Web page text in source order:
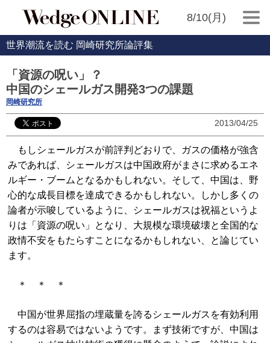
8/10(月)
世界潮流を読む 岡崎研究所論評集
「資源の呪い」？
中国のシェールガス開発3つの課題
岡崎研究所
2013/04/25
もしシェールガスが前評判どおりで、ガスの価格が強含
みであれば、シェールガスは中国政府がまさに求めるエネ
ルギー・ブームとなるかもしれない。そして、中国は、野
心的な成長目標を達成できるかもしれない。しかし多くの
論者が示唆しているように、シェールガスは祝福というよ
りは「資源の呪い」となり、大規模な環境破壊と全国的な
政情不安をもたらすことになるかもしれない、と論じてい
ます。
＊ ＊ ＊
中国が世界屈指の埋蔵量を誇るシェールガスを有効利用
するのは容易ではないようです。まず技術ですが、中国は